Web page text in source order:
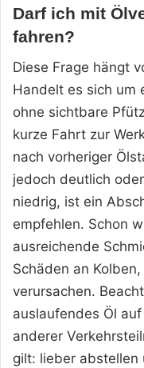
Darf ich mit
fahren?
Diese Frage hängt
Handelt es sich um
ohne sichtbare
kurze Fahrt zur
nach vorheriger
jedoch deutlich
niedrig, ist ein
empfehlen. Schon
ausreichende
Schäden an
verursachen.
auslaufendes Öl
anderer
gilt: lieber abstellen